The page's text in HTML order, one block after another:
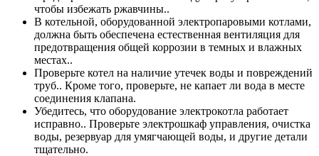
чтобы избежать ржавчины..
В котельной, оборудованной электропаровыми котлами,
должна быть обеспечена естественная вентиляция для
предотвращения общей коррозии в темных и влажных
местах..
Проверьте котел на наличие утечек воды и повреждений
труб.. Кроме того, проверьте, не капает ли вода в месте
соединения клапана.
Убедитесь, что оборудование электрокотла работает
исправно.. Проверьте электрошкаф управления, очистка
воды, резервуар для умягчающей воды, и другие детали
тщательно.